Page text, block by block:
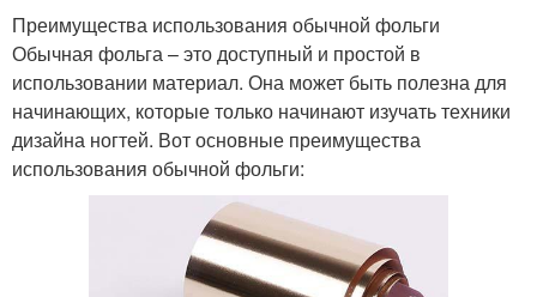
Преимущества использования обычной фольги
Обычная фольга – это доступный и простой в
использовании материал. Она может быть полезна для
начинающих, которые только начинают изучать техники
дизайна ногтей. Вот основные преимущества
использования обычной фольги: